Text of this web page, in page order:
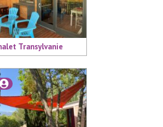
Transylvanie